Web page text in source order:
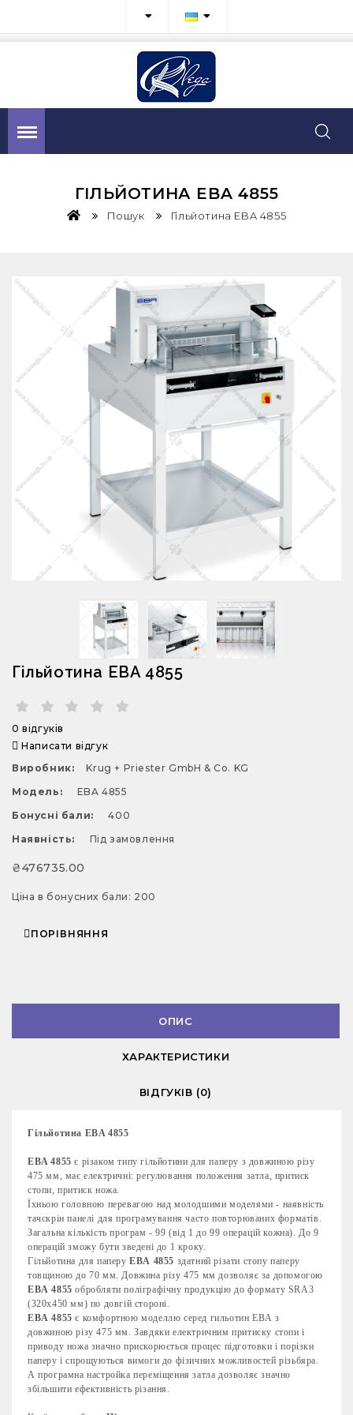
ГІЛЬЙОТИНА EBA 4855
Пошук Гільйотина EBA 4855
Гільйотина EBA 4855
0 відгуків
Написати відгук
Виробник:
Krug + Priester GmbH & Co. KG
Модель:
EBA 4855
Бонусні бали:
400
Наявність:
Під замовлення
₴476735.00
Ціна в бонусних бали: 200
ПОРІВНЯННЯ
ОПИС
ХАРАКТЕРИСТИКИ
ВІДГУКІВ (0)
Гільйотина EBA 4855
EBA 4855 є різаком типу гільйотини для паперу з довжиною різу
475 мм, має електричні: регулювання положення затла, притиск
стопи, притиск ножа.
Їхньою головною перевагою над молодшими моделями - наявність
тачскрін панелі для програмування часто повторюваних форматів.
Загальна кількість програм - 99 (від 1 до 99 операцій кожна). До 9
операцій зможу бути зведені до 1 кроку.
Гільйотина для паперуEBA 4855 здатний різати стопу паперу
товщиною до 70 мм. Довжина різу 475 мм дозволяє за допомогою
EBA 4855 обробляти поліграфічну продукцію до формату SR А3
(320x450 мм) по довгій стороні.
EBA 4855 є комфортною моделлю серед гильотинEBA з
довжиною різу 475 мм. Завдяки електричним притиску стопи і
приводу ножа значно прискорюється процес підготовки і порізки
паперу і спрощуються вимоги до фізичних можливостей різьбяра.
А програмна настройка переміщення затла дозволяє значно
збільшити ефективність різання.